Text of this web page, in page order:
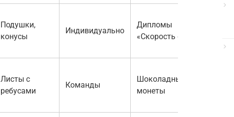
Подушки,
конусы
Индивидуально
Дипломы
«Скорость света»
Листы с
ребусами
Команды
Шоколадные
монеты